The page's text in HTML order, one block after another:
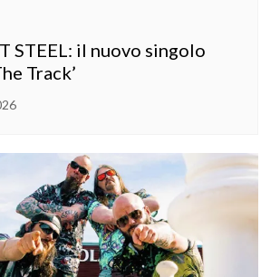
STEEL: il nuovo singolo
Track’